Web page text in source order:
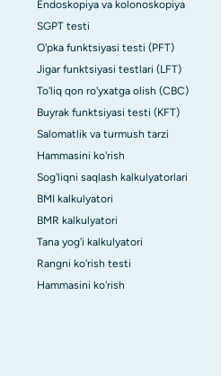
Endoskopiya va kolonoskopiya
SGPT testi
O'pka funktsiyasi testi (PFT)
Jigar funktsiyasi testlari (LFT)
To'liq qon ro'yxatga olish (CBC)
Buyrak funktsiyasi testi (KFT)
Salomatlik va turmush tarzi
Hammasini ko'rish
Sog'liqni saqlash kalkulyatorlari
BMI kalkulyatori
BMR kalkulyatori
Tana yog'i kalkulyatori
Rangni ko'rish testi
Hammasini ko'rish